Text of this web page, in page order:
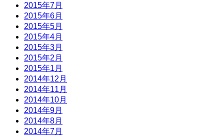
2015年7月
2015年6月
2015年5月
2015年4月
2015年3月
2015年2月
2015年1月
2014年12月
2014年11月
2014年10月
2014年9月
2014年8月
2014年7月